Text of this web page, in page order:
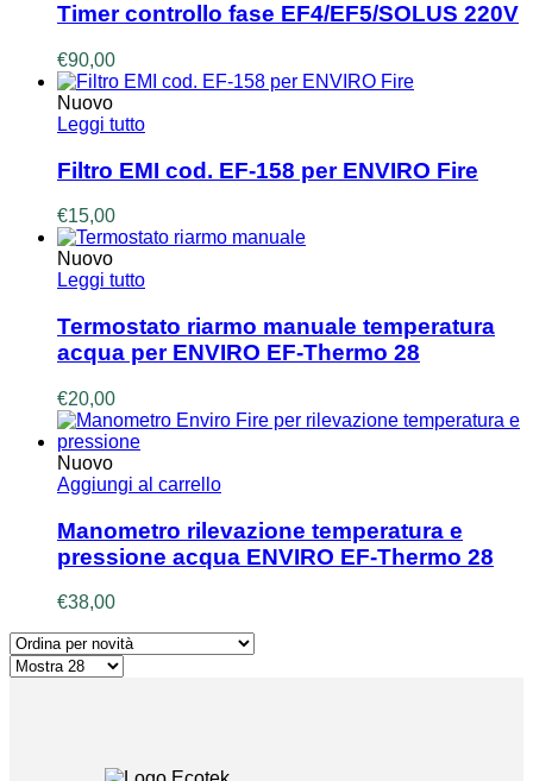
Timer controllo fase EF4/EF5/SOLUS 220V
€90,00
Nuovo
Leggi tutto
Filtro EMI cod. EF-158 per ENVIRO Fire
€15,00
Nuovo
Leggi tutto
Termostato riarmo manuale temperatura
acqua per ENVIRO EF-Thermo 28
€20,00
Nuovo
Aggiungi al carrello
Manometro rilevazione temperatura e
pressione acqua ENVIRO EF-Thermo 28
€38,00